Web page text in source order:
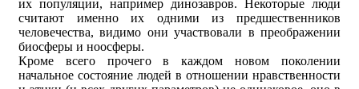
их популяции, например динозавров. Некоторые люди
считают именно их одними из предшественников
человечества, видимо они участвовали в преображении
биосферы и ноосферы.
Кроме всего прочего в каждом новом поколении
начальное состояние людей в отношении нравственности